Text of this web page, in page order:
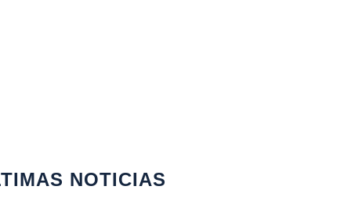
NOTICIAS